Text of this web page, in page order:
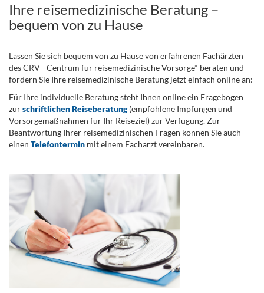
Ihre reisemedizinische Beratung –
bequem von zu Hause
Lassen Sie sich bequem von zu Hause von erfahrenen Fachärzten
des CRV - Centrum für reisemedizinische Vorsorge* beraten und
fordern Sie Ihre reisemedizinische Beratung jetzt einfach online an:
Für Ihre individuelle Beratung steht Ihnen online ein Fragebogen
zurschriftlichen Reiseberatung(empfohlene Impfungen und
Vorsorgemaßnahmen für Ihr Reiseziel) zur Verfügung. Zur
Beantwortung Ihrer reisemedizinischen Fragen können Sie auch
einen Telefontermin mit einem Facharzt vereinbaren.